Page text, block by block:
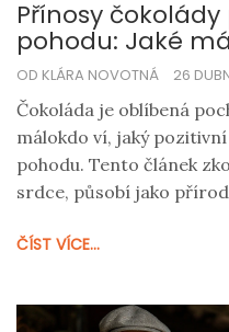
Přínosy
pohodu: Jaké
OD KLÁRA NOVOTNÁ 26
Čokoláda je oblíbená
málokdo ví, jaký
pohodu. Tento článek
srdce, působí jako
množství konzumace a
ČÍST VÍCE...